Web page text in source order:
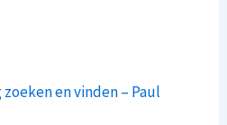
en vinden – Paul